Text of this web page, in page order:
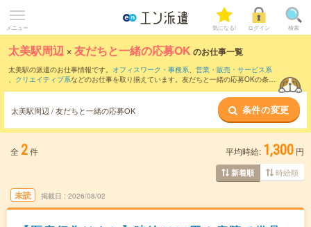
メニュー 気になる! ログイン 検索
太美駅周辺 ×友だちと一緒の応募OK のお仕事一覧
太美駅の派遣のお仕事情報です。 オフィスワーク・事務系、 営業・販売・サービス系
、 クリエイティブ系などのお仕事を取り揃えています。友だちと一緒の応募OKの条件
太美駅周辺 / 友だちと一緒の応募OK 条件の変更
全 2件 平均時給: 1,300 円
新着順 時給順
未読 掲載日 2026/08/02